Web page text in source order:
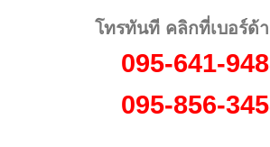
โทรทันที คลิกที่เบอร์ด้
095-641-
095-856-